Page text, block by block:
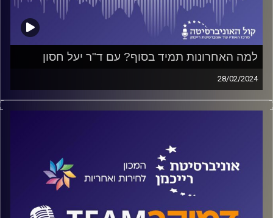
למה האחרונות תמיד בסוף? עם ד"ר יעל חסון
28/02/2024
פודקאסט המכון לחירות ואחריות באוניברסיטת רייכמן
על העדרן של נשים משולחן מקבלי ההחלטות ואיך מושפע
מכך התקציב
וגם מה תהא השפעת העלאת המע"מ על הנשים דווקא.